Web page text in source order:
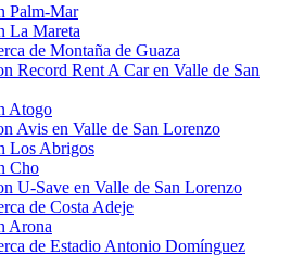
Palm-Mar
La Mareta
de Montaña de Guaza
Record Rent A Car en Valle de San
Atogo
Avis en Valle de San Lorenzo
Los Abrigos
Cho
U-Save en Valle de San Lorenzo
de Costa Adeje
Arona
de Estadio Antonio Domínguez